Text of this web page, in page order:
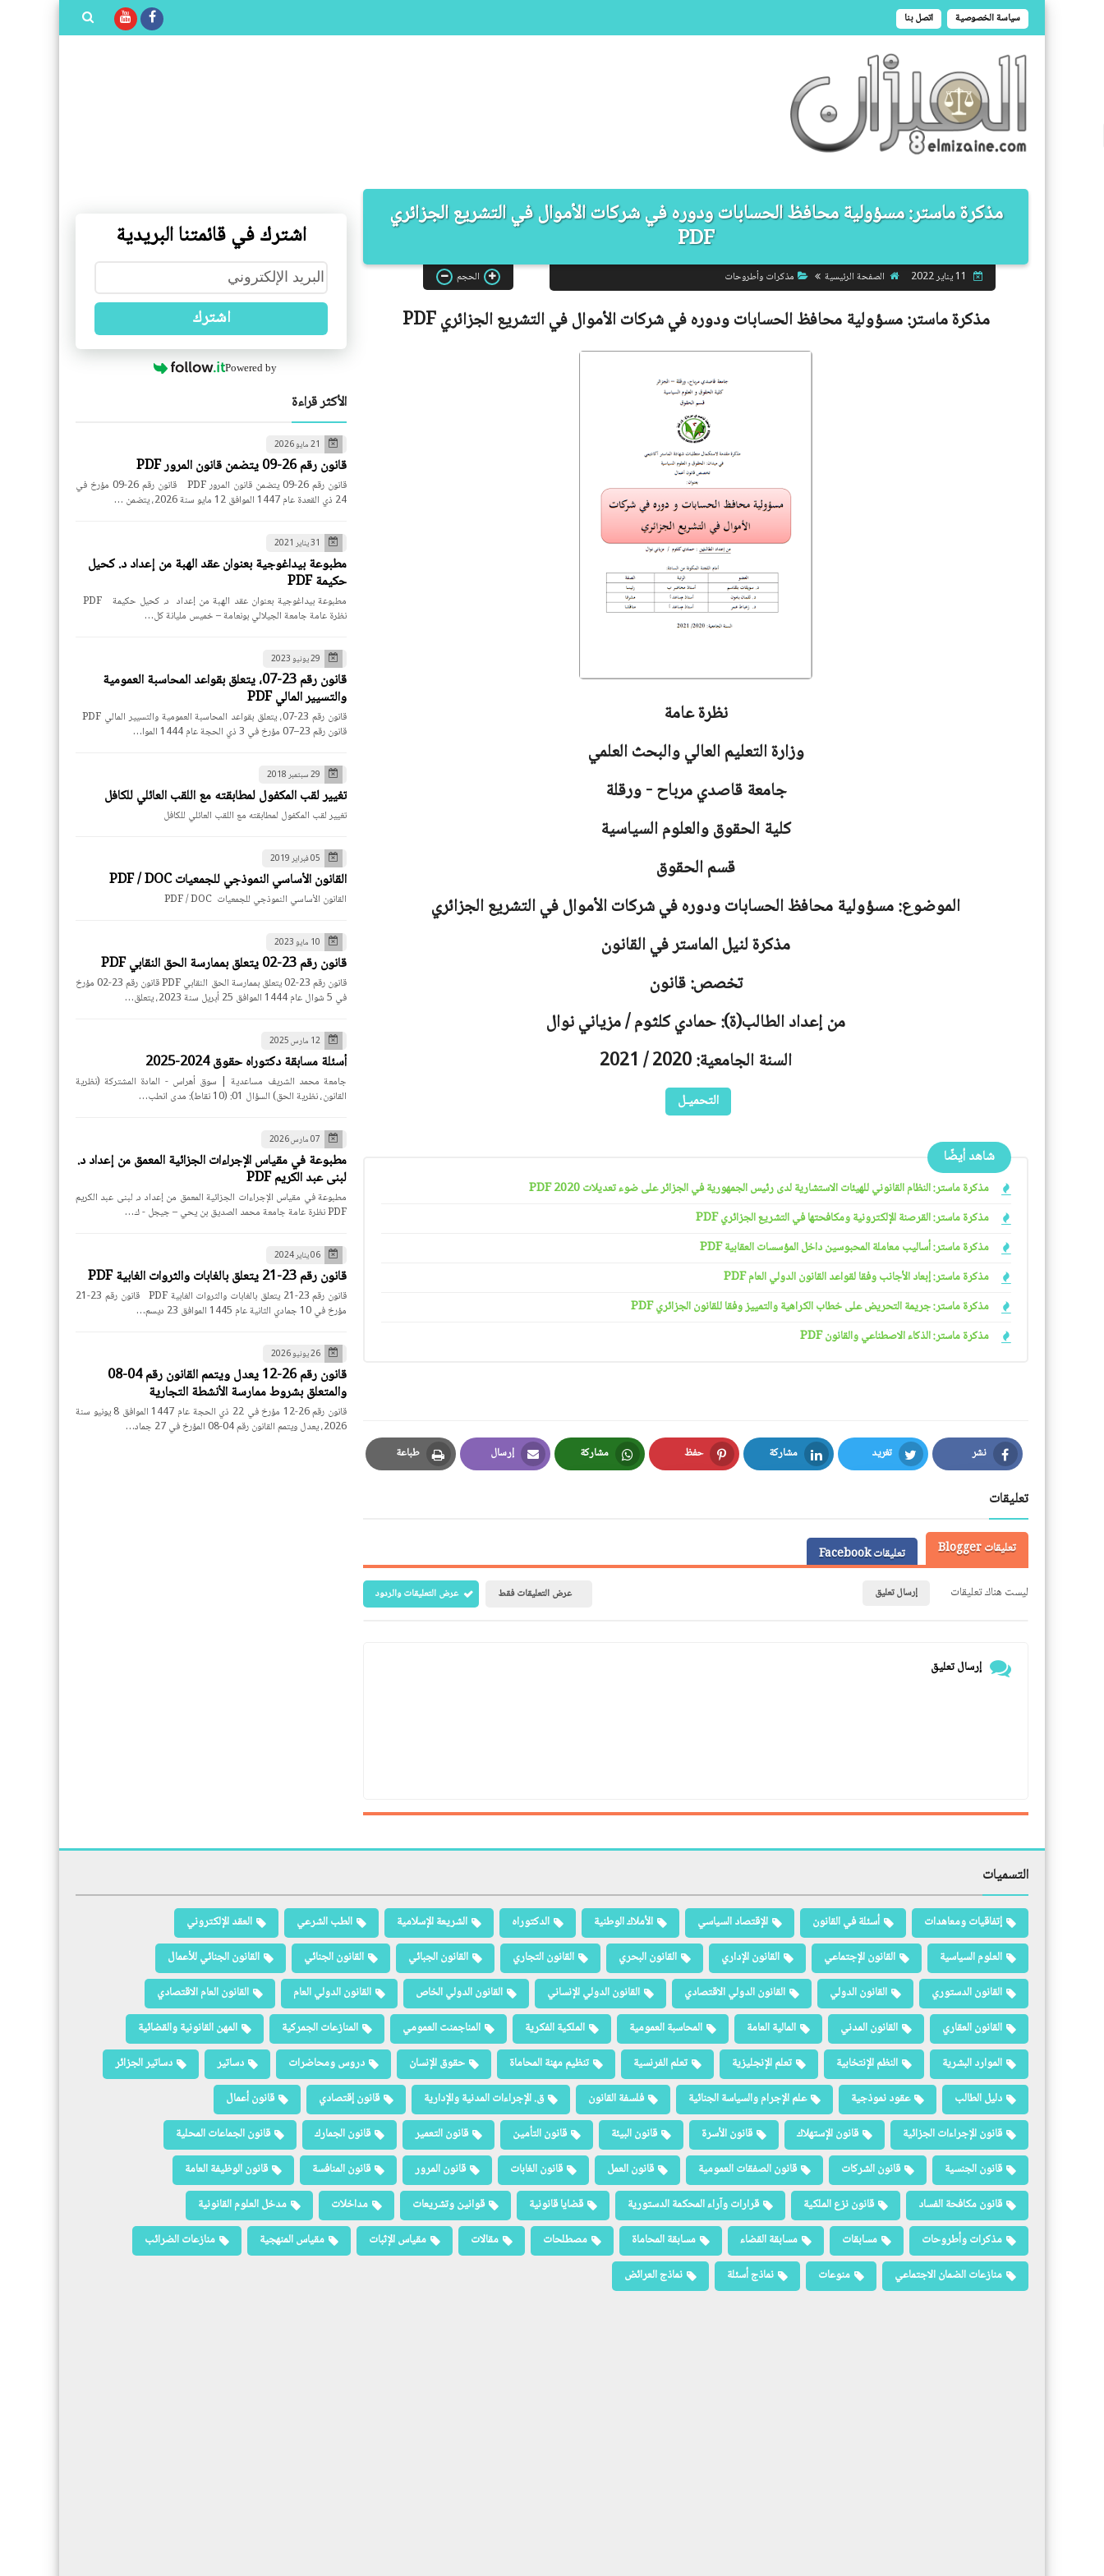
سياسة الخصوصية اتصل بنا
مذكرة ماستر: مسؤولية محافظ الحسابات ودوره في شركات الأموال في التشريع الجزائري
PDF
الصفحة الرئيسية مذكرات وأطروحات الحجم
مذكرة ماستر:مسؤولية محافظ الحسابات ودوره في شركات الأموال في التشريع الجزائريPDF
نظرة عامة
وزارة التعليم العالي والبحث العلمي
جامعةقاصدي مرباح - ورقلة
كلية الحقوق والعلوم السياسية
قسم الحقوق
الموضوع: مسؤولية محافظ الحسابات ودوره في شركات الأموال في التشريع الجزائري
مذكرة لنيل الماستر في القانون
تخصص: قانون
من إعداد الطالب(ة): حمادي كلثوم / مزياني نوال
السنة الجامعية: 2020 / 2021
التحميـل
شاهد أيضًا
مذكرة ماستر: النظام القانوني للهيئات الاستشارية لدى رئيس الجمهورية في الجزائر على ضوء تعديلات 2020 PDF
مذكرة ماستر: القرصنة الإلكترونية ومكافحتها في التشريع الجزائري PDF
مذكرة ماستر: أساليب معاملة المحبوسين داخل المؤسسات العقابية PDF
مذكرة ماستر: إبعاد الأجانب وفقا لقواعد القانون الدولي العام PDF
مذكرة ماستر: جريمة التحريض على خطاب الكراهية والتمييز وفقا للقانون الجزائري PDF
مذكرة ماستر: الذكاء الاصطناعي والقانون PDF
نشر
Facebook
تغريد
Twitter
مشاركة
LinkedIn
حفظ
Pinterest
مشاركة
Whatsapp
إرسال
Email
طباعة
Print
تعليقات
تعليقات Blogger
تعليقات Facebook
ليست هناك تعليقات
إرسال تعليق عرض التعليقات فقط عرض التعليقات والردود
إرسال تعليق
اشترك في قائمتنا البريدية
اشترك
Powered by
الأكثر قراءة
21 مايو 2026
قانون رقم 26-09 يتضمن قانون المرور PDF
قانون رقم 26-09 يتضمن قانون المرور PDF قانون رقم 26-09 مؤرخ في
24 ذي القعدة عام 1447 الموافق 12 مايو سنة 2026، يتضمن …
31 يناير 2021
مطبوعة بيداغوجية بعنوان عقد الهبة من إعداد د. كحيل
حكيمة PDF
نظرة عامة جامعة الجيلالي بونعامة – خميس مليانة كل…
29 يونيو 2023
قانون رقم 23-07، يتعلق بقواعد المحاسبة العمومية
والتسيير المالي PDF
قانون رقم 23–07 مؤرخ في 3 ذي الحجة عام 1444 الموا…
29 سبتمبر 2018
تغيير لقب المكفول لمطابقته مع اللقب العائلي للكافل
تغيير لقب المكفول لمطابقته مع اللقب العائلي للكافل
05 فبراير 2019
القانون الأساسي النموذجي للجمعيات PDF / DOC
القانون الأساسي النموذجي للجمعيات PDF / DOC
10 مايو 2023
قانون رقم 23-02 يتعلق بممارسة الحق النقابي PDF
قانون رقم 23-02 يتعلق بممارسة الحق النقابي PDF قانون رقم 23-02 مؤرخ
في 5 شوال عام 1444 الموافق 25 أبريل سنة 2023، يتعلق…
12 مارس 2025
أسئلة مسابقة دكتوراه حقوق 2024-2025
جامعة محمد الشريف مساعدية | سوق أهراس - المادة المشتركة (نظرية
القانون، نظرية الحق) السؤال 01: (10 نقاط): مدى انطب…
07 مارس 2026
مطبوعة في مقياس الإجراءات الجزائية المعمق من إعداد د.
لبنى عبد الكريم PDF
مطبوعة في مقياس الإجراءات الجزائية المعمق من إعداد د. لبنى عبد الكريم
PDF نظرة عامة جامعة محمد الصديق بن يحي – جيجل - ك…
06 يناير 2024
قانون رقم 23-21 يتعلق بالغابات والثروات الغابية PDF
قانون رقم 23-21 يتعلق بالغابات والثروات الغابية PDF قانون رقم 23-21
مؤرخ في 10 جمادي الثانية عام 1445 الموافق 23 ديسم…
26 يونيو 2026
قانون رقم 26-12 يعدل ويتمم القانون رقم 04-08
والمتعلق بشروط ممارسة الأنشطة التجارية
قانون رقم 26-12 مؤرخ في 22 ذي الحجة عام 1447 الموافق 8 يونيو سنة
2026، يعدل ويتمم القانون رقم 04-08 المؤرخ في 27 جماد…
التسميات
إتفاقيات ومعاهدات أسئلة في القانون الإقتصاد السياسي الأملاك الوطنية الدكتوراه الشريعة الإسلامية الطب الشرعي
العقد الإلكتروني
العلوم السياسية
القانون الإجتماعي القانون الإداري القانون البحري القانون التجاري القانون الجبائي القانون الجنائي
القانون الجنائي للأعمال
القانون الدستوري
القانون الدولي القانون الدولي الاقتصادي القانون الدولي الإنساني القانون الدولي الخاص القانون الدولي العام
القانون العام الاقتصادي
القانون العقاري
القانون المدني المالية العامة المحاسبة العمومية الملكية الفكرية المناجمنت العمومي المنازعات الجمركية
المهن القانونية والقضائية
الموارد البشرية
النظم الإنتخابية تعلم الإنجليزية تعلم الفرنسية تنظيم مهنة المحاماة حقوق الإنسان دروس ومحاضرات دساتير
دساتير الجزائر
دليل الطالب
عقود نموذجية علم الإجرام والسياسة الجنائية فلسفة القانون ق. الإجراءات المدنية والإدارية قانون إقتصادي
قانون أعمال
قانون الإجراءات الجزائية
قانون الإستهلاك قانون الأسرة قانون البيئة قانون التأمين قانون التعمير قانون الجمارك
قانون الجماعات المحلية
قانون الجنسية
قانون الشركات قانون الصفقات العمومية قانون العمل قانون الغابات قانون المرور قانون المنافسة
قانون الوظيفة العامة
قانون مكافحة الفساد
قانون نزع الملكية قرارات وآراء المحكمة الدستورية قضايا قانونية قوانين وتشريعات مداخلات
مدخل العلوم القانونية
مذكرات وأطروحات
مسابقات مسابقة القضاء مسابقة المحاماة مصطلحات مقالات مقياس الإثبات مقياس المنهجية
منازعات الضرائب
منازعات الضمان الاجتماعي
منوعات نماذج أسئلة نماذج العرائض